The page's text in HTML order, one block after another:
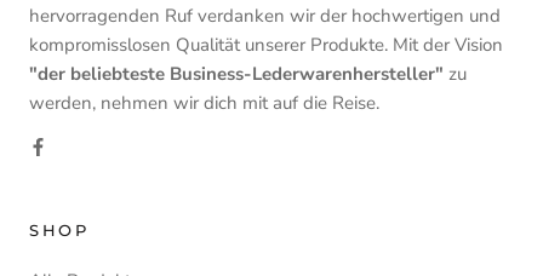
hervorragenden Ruf verdanken wir der hochwertigen und
kompromisslosen Qualität unserer Produkte. Mit der Vision
"der beliebteste Business-Lederwarenhersteller" zu
werden, nehmen wir dich mit auf die Reise.
SHOP